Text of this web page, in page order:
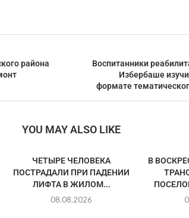
района
Воспитанники
Избербаше
формате
YOU MAY ALSO LIKE
ЧЕТЫРЕ ЧЕЛОВЕКА
ПОСТРАДАЛИ ПРИ ПАДЕНИИ
ЛИФТА В ЖИЛОМ...
08.08.2026
В